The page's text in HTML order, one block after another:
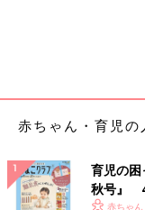
赤ちゃん・育児
育児の
秋号』 4
赤ちゃ